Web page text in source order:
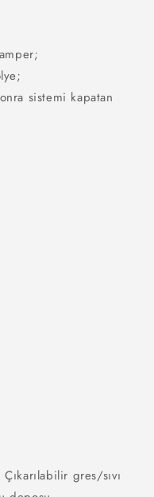
sistemi kapatan
gres/sıvı